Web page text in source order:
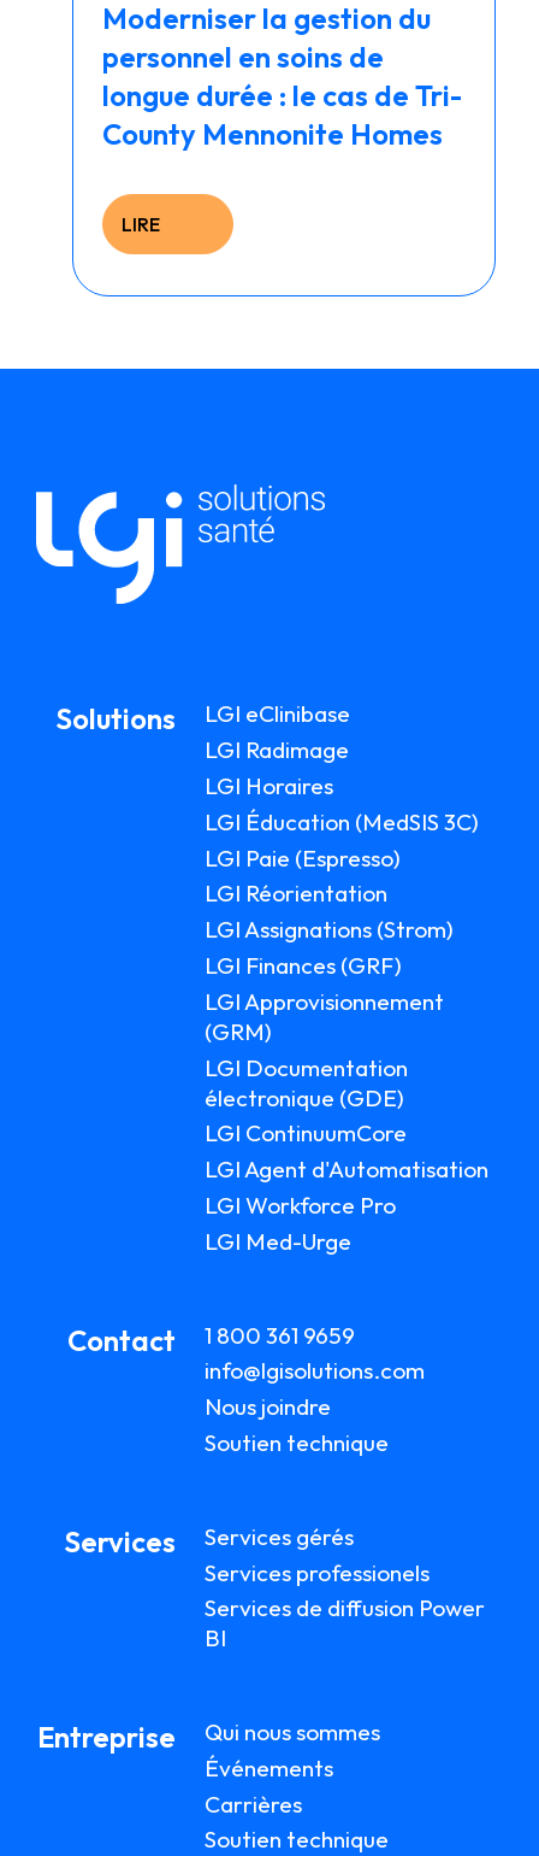
Moderniser la gestion du
personnel en soins de
longue durée : le cas de Tri-
County Mennonite Homes
LIRE
Solutions
LGI eClinibase
LGI Radimage
LGI Horaires
LGI Éducation (MedSIS 3C)
LGI Paie (Espresso)
LGI Réorientation
LGI Assignations (Strom)
LGI Finances (GRF)
LGI Approvisionnement
(GRM)
LGI Documentation
électronique (GDE)
LGI ContinuumCore
LGI Agent d'Automatisation
LGI Workforce Pro
LGI Med-Urge
Contact
1 800 361 9659
info@lgisolutions.com
Nous joindre
Soutien technique
Services
Services gérés
Services professionels
Services de diffusion Power
BI
Entreprise
Qui nous sommes
Événements
Carrières
Soutien technique